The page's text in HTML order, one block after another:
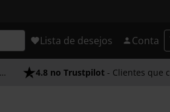
Lista de desejos Conta
4.8 no Trustpilot - Clientes que confiam em nós